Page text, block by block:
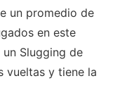
un promedio de
en este
Slugging de
vueltas y tiene la